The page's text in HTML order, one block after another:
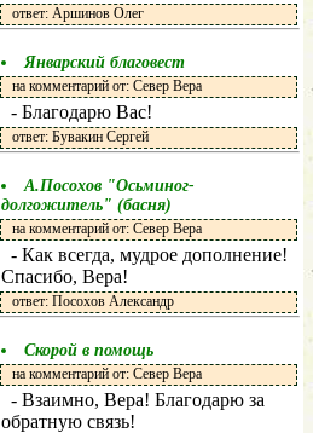
ответ: Аршинов Олег
Январский благовест
на комментарий от: Север Вера
- Благодарю Вас!
ответ: Бувакин Сергей
А.Посохов "Осьминог-
долгожитель" (басня)
на комментарий от: Север Вера
- Как всегда, мудрое дополнение!
Спасибо, Вера!
ответ: Посохов Александр
Скорой в помощь
на комментарий от: Север Вера
- Взаимно, Вера! Благодарю за
обратную связь!